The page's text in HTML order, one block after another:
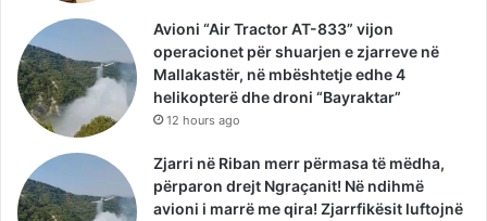
Avioni “Air Tractor AT-833” vijon
operacionet për shuarjen e zjarreve në
Mallakastër, në mbështetje edhe 4
helikopterë dhe droni “Bayraktar”
12 hours ago
Zjarri në Riban merr përmasa të mëdha,
përparon drejt Ngraçanit! Në ndihmë
avioni i marrë me qira! Zjarrfikësit luftojnë